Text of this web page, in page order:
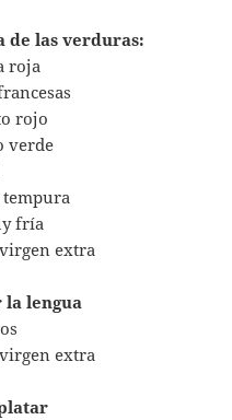
las verduras:
roja
rojo
verde
fría
extra
la lengua
extra